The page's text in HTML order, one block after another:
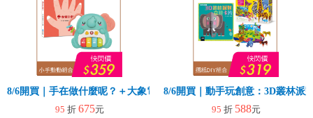
8/6開買｜手在做什麼呢？＋大象電子琴
95 折 675元
8/6開買｜動手玩創意：3D叢林派
95 折 588元